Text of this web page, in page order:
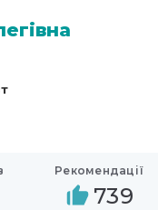
Рекомендації
739